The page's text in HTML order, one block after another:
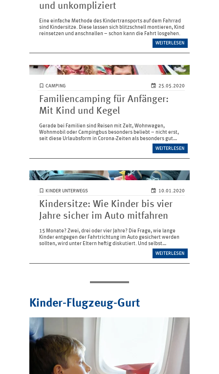
und unkompliziert
Eine einfache Methode des Kindertransports auf dem Fahrrad
sind Kindersitze. Diese lassen sich blitzschnell montieren, Kind
reinsetzen und anschnallen – schon kann die Fahrt losgehen.
WEITERLESEN
CAMPING 25.05.2020
Familiencamping für Anfänger:
Mit Kind und Kegel
Gerade bei Familien sind Reisen mit Zelt, Wohnwagen,
Wohnmobil oder Campingbus besonders beliebt – nicht erst,
seit diese Urlaubsform in Corona-Zeiten als besonders gut
WEITERLESEN
KINDER UNTERWEGS 10.01.2020
Kindersitze: Wie Kinder bis vier
Jahre sicher im Auto mitfahren
15 Monate? Zwei, drei oder vier Jahre? Die Frage, wie lange
Kinder entgegen der Fahrtrichtung im Auto gesichert werden
sollten, wird unter Eltern heftig diskutiert. Und selbst
Unfallmediziner, Kfz-Ingenieure und Kinder­sitztester sind sich
WEITERLESEN
Kinder-Flugzeug-Gurt